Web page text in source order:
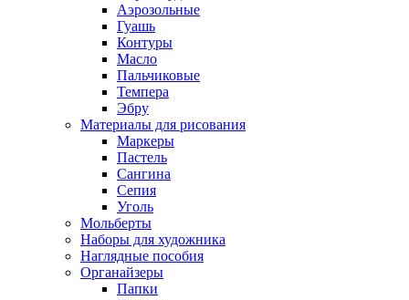
Аэрозольные
Гуашь
Контуры
Масло
Пальчиковые
Темпера
Эбру
Материалы для рисования
Маркеры
Пастель
Сангина
Сепия
Уголь
Мольберты
Наборы для художника
Наглядные пособия
Органайзеры
Папки